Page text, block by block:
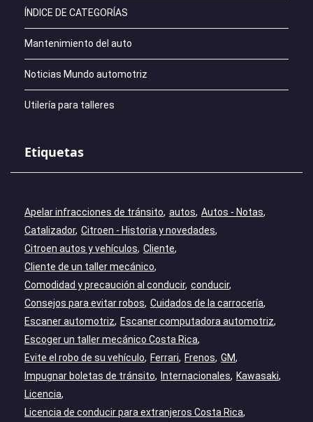
ÍNDICE DE CATEGORÍAS
Mantenimiento del auto
Noticias Mundo automotriz
Utilería para talleres
Etiquetas
Apelar infracciones de tránsito autos Autos - Notas
Catalizador Citroen - Historia y novedades
Citroen autos y vehículos Cliente
Cliente de un taller mecánico
Comodidad y precaución al conducir conducir
Consejos para evitar robos Cuidados de la carrocería
Escaner automotriz
Escaner computadora automotriz
Escoger un taller mecánico Costa Rica
Evite el robo de su vehículo
Ferrari Frenos GM
Impugnar boletas de tránsito
Internacionales
Kawasaki
Licencia
Licencia de conducir para extranjeros Costa Rica